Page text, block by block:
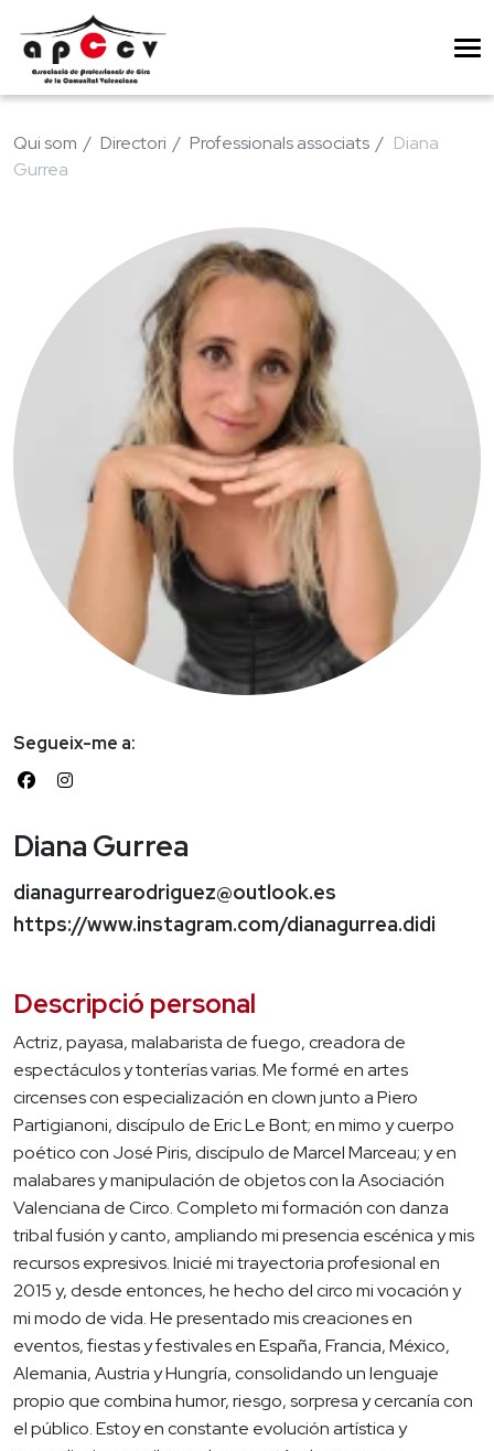
Qui som Directori Professionals associats
Diana
Gurrea
Segueix-me a:
Diana Gurrea
dianagurrearodriguez@outlook.es
https://www.instagram.com/dianagurrea.didi
Descripció personal
Actriz, payasa, malabarista de fuego, creadora de
espectáculos y tonterías varias. Me formé en artes
circenses con especialización en clown junto a Piero
Partigianoni, discípulo de Eric Le Bont; en mimo y cuerpo
poético con José Piris, discípulo de Marcel Marceau; y en
malabares y manipulación de objetos con la Asociación
Valenciana de Circo. Completo mi formación con danza
tribal fusión y canto, ampliando mi presencia escénica y mis
recursos expresivos. Inicié mi trayectoria profesional en
2015 y, desde entonces, he hecho del circo mi vocación y
mi modo de vida. He presentado mis creaciones en
eventos, fiestas y festivales en España, Francia, México,
Alemania, Austria y Hungría, consolidando un lenguaje
propio que combina humor, riesgo, sorpresa y cercanía con
el público. Estoy en constante evolución artística y